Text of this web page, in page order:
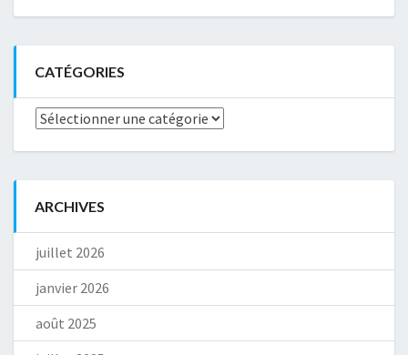
CATÉGORIES
Catégories
ARCHIVES
juillet 2026
janvier 2026
août 2025